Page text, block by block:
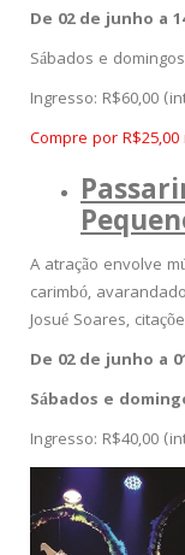
De 02 de junho a
Sábados e
Ingresso: R$60,00
Compre por
A atração envolve
carimbó,
Josué Soares,
De 02 de junho a
Sábados e
Ingresso: R$40,00